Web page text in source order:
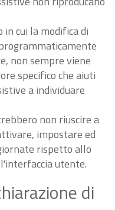
cui la modifica di
non sempre viene
specifico che aiuti
a individuare
non riuscire a
impostare ed
rispetto allo
utente.
di